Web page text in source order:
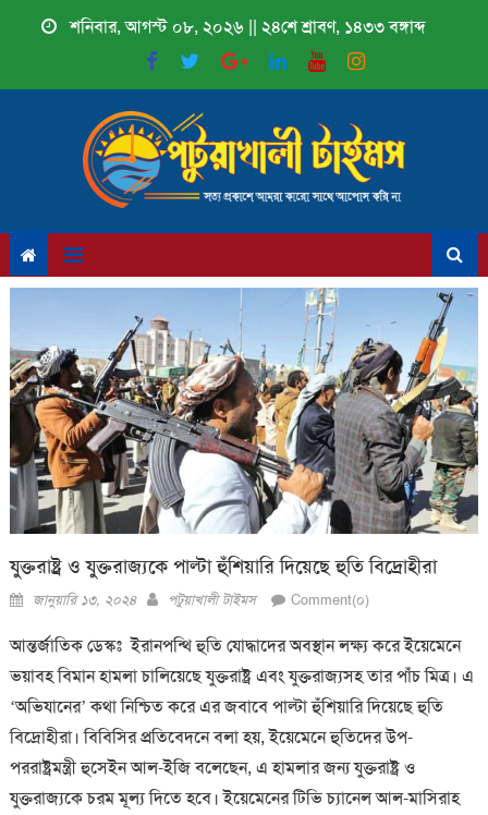
শনিবার, আগস্ট ০৮, ২০২৬ || ২৪শে শ্রাবণ, ১৪৩৩ বঙ্গাব্দ
যুক্তরাষ্ট্র ও যুক্তরাজ্যকে পাল্টা হুঁশিয়ারি দিয়েছে হুতি বিদ্রোহীরা
Posted
জানুয়ারি ১৩, ২০২৪ Author
পটুয়াখালী টাইমস Comment(০)
আন্তর্জাতিক ডেস্কঃ ইরানপন্থি হুতি যোদ্ধাদের অবস্থান লক্ষ্য করে ইয়েমেনে
ভয়াবহ বিমান হামলা চালিয়েছে যুক্তরাষ্ট্র এবং যুক্তরাজ্যসহ তার পাঁচ মিত্র। এ
‘অভিযানের’ কথা নিশ্চিত করে এর জবাবে পাল্টা হুঁশিয়ারি দিয়েছে হুতি
বিদ্রোহীরা। বিবিসির প্রতিবেদনে বলা হয়, ইয়েমেনে হুতিদের উপ-
পররাষ্ট্রমন্ত্রী হুসেইন আল-ইজি বলেছেন, এ হামলার জন্য যুক্তরাষ্ট্র ও
যুক্তরাজ্যকে চরম মূল্য দিতে হবে। ইয়েমেনের টিভি চ্যানেল আল-মাসিরাহ